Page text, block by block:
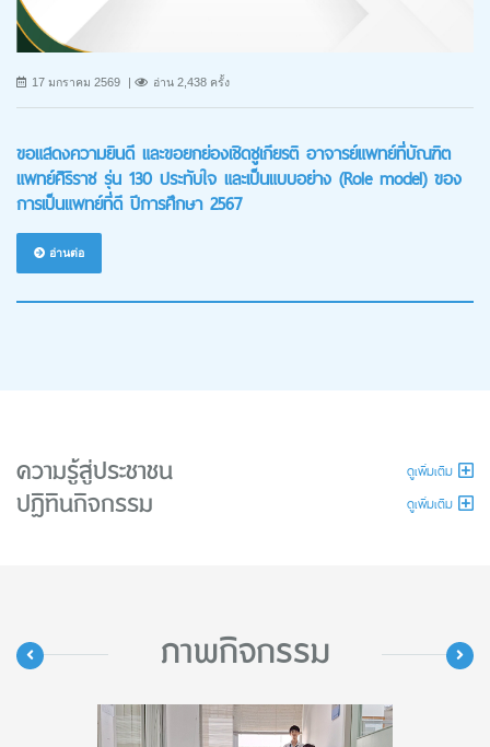
17 มกราคม 2569 อ่าน 2,438 ครั้ง
ขอแสดงความยินดี และขอยกย่องเชิดชูเกียรติ อาจารย์แพทย์ที่บัณฑิต
แพทย์ศิริราช รุ่น 130 ประทับใจ และเป็นแบบอย่าง (Role model) ของ
การเป็นแพทย์ที่ดี ปีการศึกษา 2567
อ่านต่อ
ความรู้สู่ประชาชน ดูเพิ่มเติม
ปฏิทินกิจกรรม ดูเพิ่มเติม
ภาพกิจกรรม